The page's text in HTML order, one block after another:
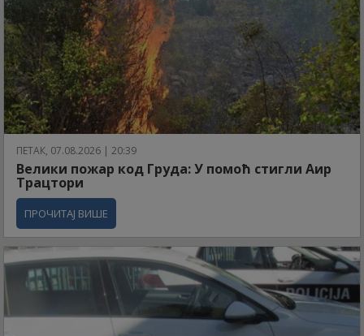
ПЕТАК, 07.08.2026 | 20:39
Велики пожар код Груда: У помоћ стигли Аир
Трацтори
ПРОЧИТАЈ ВИШЕ